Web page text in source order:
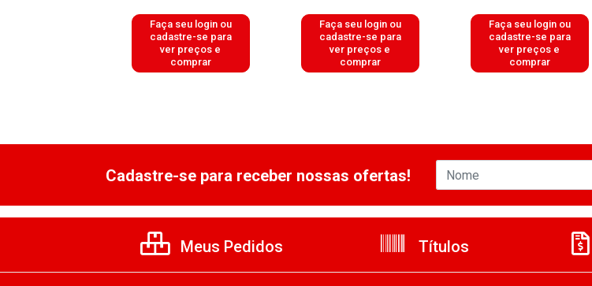
Faça seu login ou
cadastre-se para
ver preços e
comprar
Faça seu login ou
cadastre-se para
ver preços e
comprar
Faça seu login ou
cadastre-se para
ver preços e
comprar
Cadastre-se para receber nossas ofertas!
Meus Pedidos Títulos